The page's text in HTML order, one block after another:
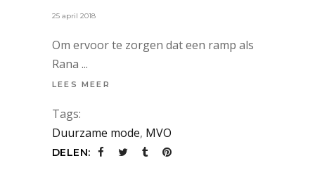
25 april 2018
Om ervoor te zorgen dat een ramp als
Rana
LEES MEER
Tags:
Duurzame mode, MVO
DELEN: